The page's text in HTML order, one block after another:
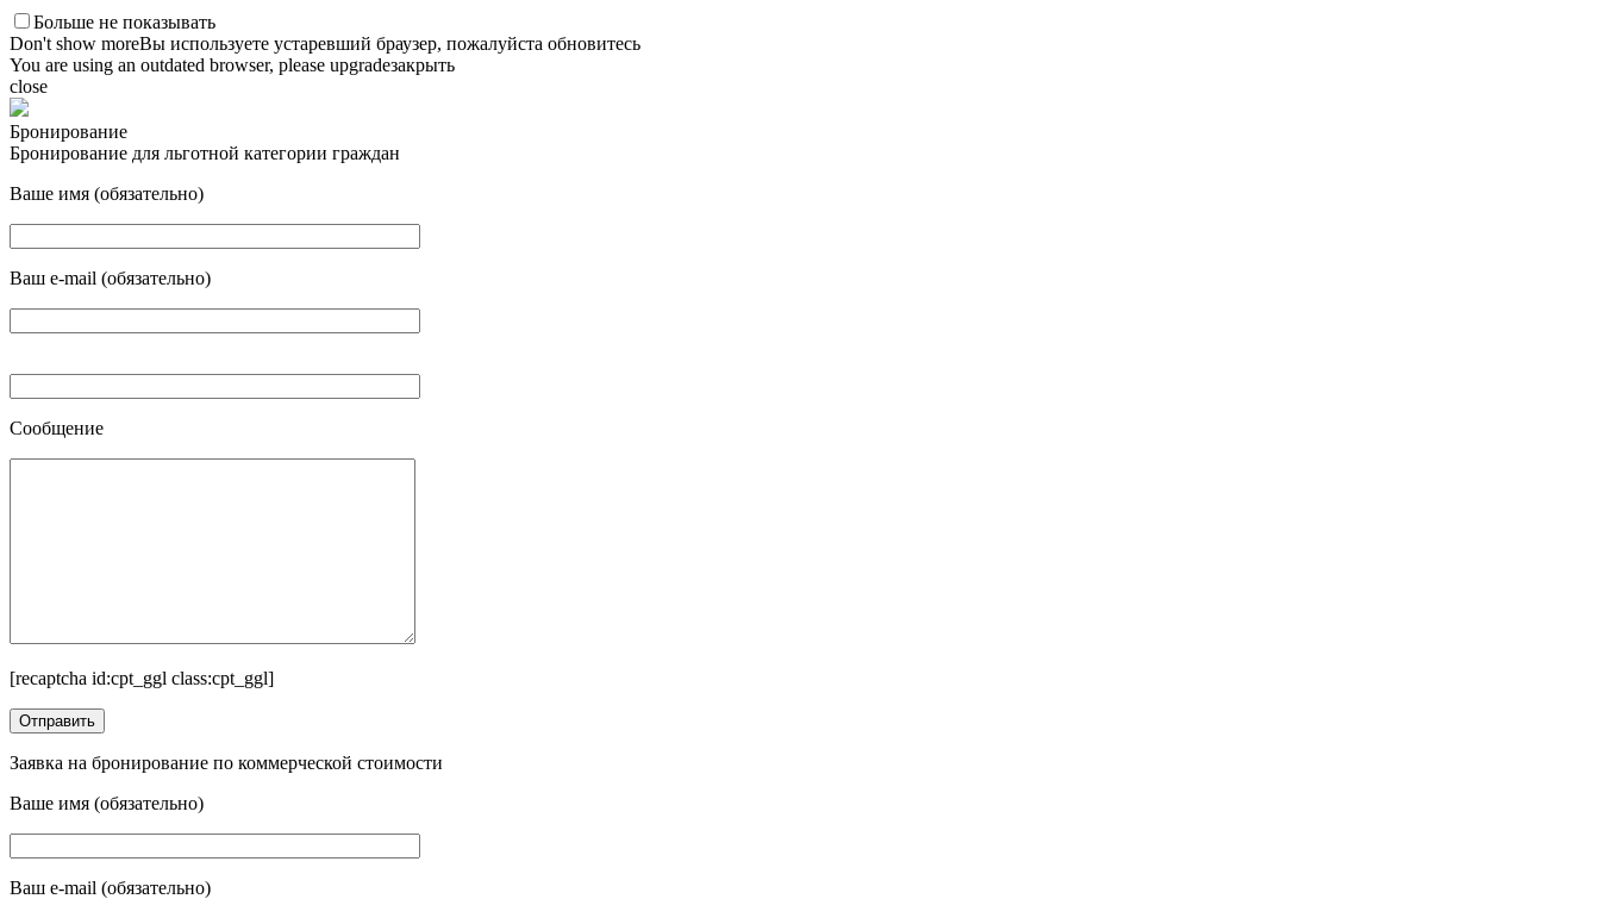
Больше не показывать
Don't show moreВы используете устаревший браузер, пожалуйста обновитесь
You are using an outdated browser, please upgradeзакрыть
close
Бронирование
Бронирование для льготной категории граждан
Ваше имя (обязательно)
Ваш e-mail (обязательно)
Сообщение
[recaptcha id:cpt_ggl class:cpt_ggl]
Заявка на бронирование по коммерческой стоимости
Ваше имя (обязательно)
Ваш e-mail (обязательно)